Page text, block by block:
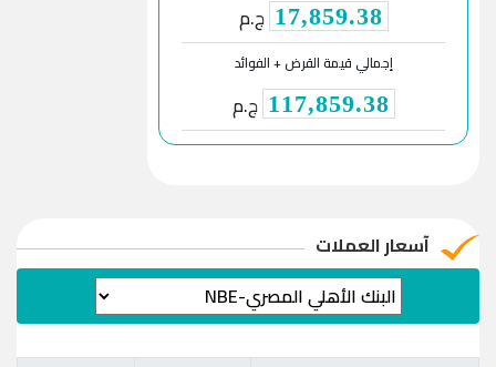
17,859.38 ج.م
إجمالي قيمة القرض + الفوائد
117,859.38 ج.م
آسعار العملات